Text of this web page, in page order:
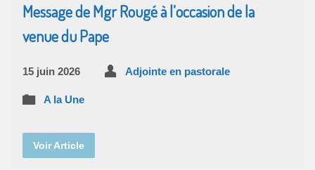
Message de Mgr Rougé à l’occasion de la
venue du Pape
15 juin 2026 Adjointe en pastorale
A la Une
Voir Article